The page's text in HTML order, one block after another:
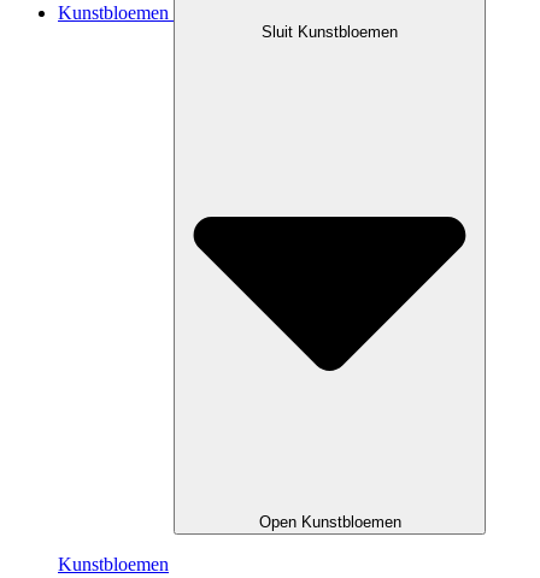
Kunstbloemen
Sluit Kunstbloemen
Open Kunstbloemen
Kunstbloemen